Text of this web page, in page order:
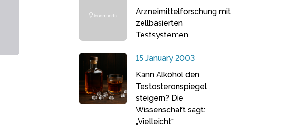
Arzneimittelforschung mit
zellbasierten
Testsystemen
15 January 2003
Kann Alkohol den
Testosteronspiegel
steigern? Die
Wissenschaft sagt:
„Vielleicht“